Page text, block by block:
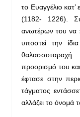
το Ευαγγέλιο
(1182- 1226).
ανωτέρων του να
υποστεί την
προορισμό του
έφτασε στην
τάγματος
αλλάζει το